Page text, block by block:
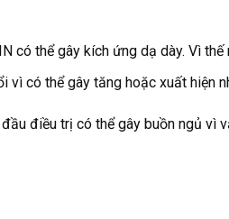
có thể gây kích ứng dạ dày. Vì
vì có thể gây tăng hoặc xuất hiện
điều trị có thể gây buồn ngủ vì